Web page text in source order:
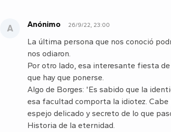
A Anónimo 26/9/22, 23:00
La última persona que nos conoció
nos odiaron.
Por otro lado, esa interesante fiesta
que hay que ponerse.
Algo de Borges: 'Es sabido que la
esa facultad comporta la idiotez. Cabe
espejo delicado y secreto de lo que
Historia de la eternidad.